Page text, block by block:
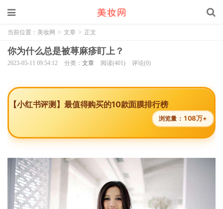
当前位置： 美妆网 > 文章 > 正文
你为什么总是被荨麻疹盯上？
2023-05-11 09:54:12 分类： 文章 阅读(401) 评论(0)
【小红书评测】最值得购买的10款面膜排行榜
浏览量： 108万+